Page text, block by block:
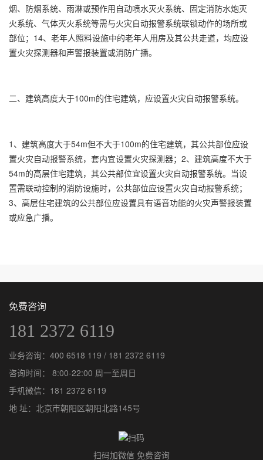
烟、防烟系统、雨淋或预作用自动喷水灭火系统、固定消防水炮灭
火系统、气体灭火系统等需与火灾自动报警系统联锁动作的场所或
部位；14、老年人照料设施中的老年人用房及其公共走道，均应设
置火灾探测器和声警报装置或消防广播。
二、建筑高度大于100m的住宅建筑，应设置火灾自动报警系统。
1、建筑高度大于54m但不大于100m的住宅建筑，其公共部位应设
置火灾自动报警系统，套内宜设置火灾探测器；2、建筑高度不大于
54m的高层住宅建筑，其公共部位宜设置火灾自动报警系统。当设
置需联动控制的消防设施时，公共部位应设置火灾自动报警系统；
3、高层住宅建筑的公共部位应设置具有语音功能的火灾声警报装置
或应急广播。
免费咨询
181 2372 6119
业务咨询： 400 6518 119 / 181 2372 6119
咨询时间： 8:00-22:00 周一至周日
手机微信： 181 2372 6119
地 址：北京市朝阳区朝阳北路145号
扫码加微信 免费咨询